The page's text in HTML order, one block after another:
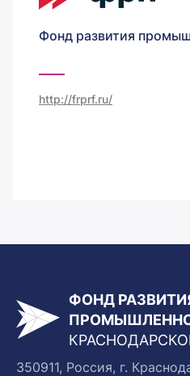
Фонд развития
http://frprf.ru/
ФОНД
350911, Россия, г.